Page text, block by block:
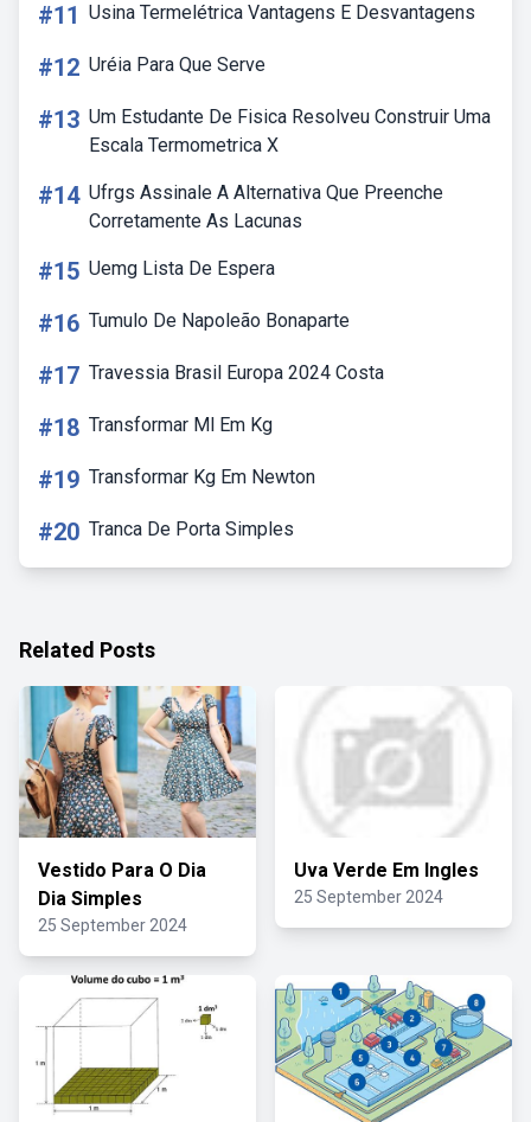
#11 Usina Termelétrica Vantagens E Desvantagens
#12 Uréia Para Que Serve
#13 Um Estudante De Fisica Resolveu Construir Uma
Escala Termometrica X
#14 Ufrgs Assinale A Alternativa Que Preenche
Corretamente As Lacunas
#15 Uemg Lista De Espera
#16 Tumulo De Napoleão Bonaparte
#17 Travessia Brasil Europa 2024 Costa
#18 Transformar Ml Em Kg
#19 Transformar Kg Em Newton
#20 Tranca De Porta Simples
Related Posts
Vestido Para O Dia
Dia Simples
25 September 2024
Uva Verde Em Ingles
25 September 2024